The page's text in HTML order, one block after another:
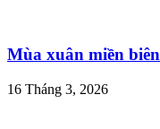
Mùa xuân miền
16 Tháng 3, 2026